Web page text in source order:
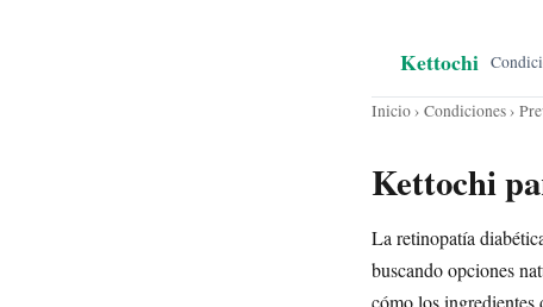
Kettochi
Inicio› Condiciones›
Kettochi
La retinopatía
buscando opciones
cómo los ingredientes